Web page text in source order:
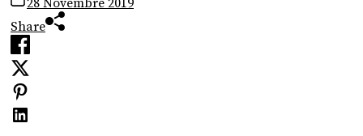
28 Novembre 2019
Share